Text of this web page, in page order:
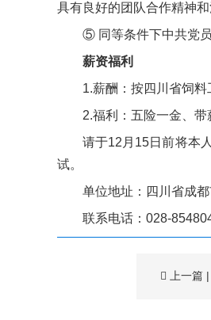
具有良好的团队合作精神和
⑤ 同等条件下中共党员
薪资福利
1.薪酬：按四川省饲料
2.福利：五险一金、带
请于12月15日前将本
试。
单位地址：四川省成
联系电话：028-
上一篇 |